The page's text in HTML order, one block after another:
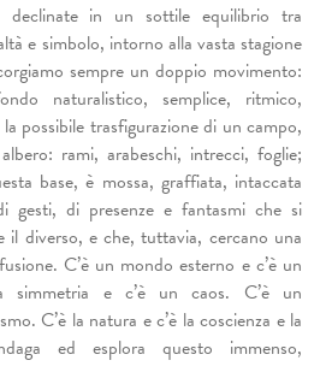
in un sottile equilibrio tra
e simbolo, intorno alla vasta stagione
sempre un doppio movimento:
naturalistico, semplice, ritmico,
possibile trasfigurazione di un campo,
rami, arabeschi, intrecci, foglie;
base, è mossa, graffiata, intaccata
gesti, di presenze e fantasmi che si
il diverso, e che, tuttavia, cercano una
C’è un mondo esterno e c’è un
simmetria e c’è un caos. C’è un
C’è la natura e c’è la coscienza e la
ed esplora questo immenso,